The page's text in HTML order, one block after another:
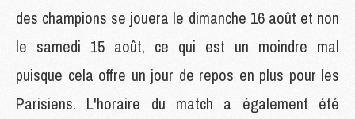
des champions se jouera le dimanche 16 août et non
le samedi 15 août, ce qui est un moindre mal
puisque cela offre un jour de repos en plus pour les
Parisiens. L'horaire du match a également été